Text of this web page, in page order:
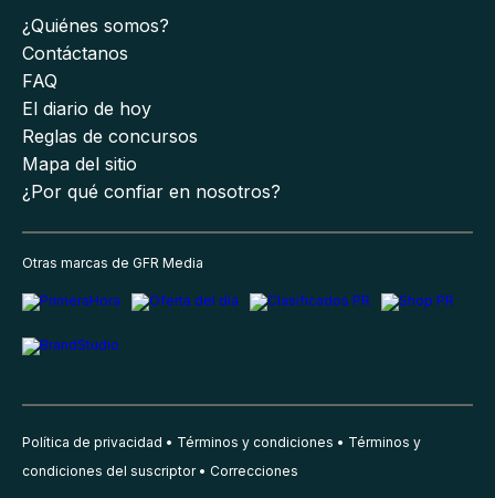
¿Quiénes somos?
Contáctanos
FAQ
El diario de hoy
Reglas de concursos
Mapa del sitio
¿Por qué confiar en nosotros?
Otras marcas de GFR Media
Política de privacidad Términos y condiciones
Términos y
condiciones del suscriptor
Correcciones